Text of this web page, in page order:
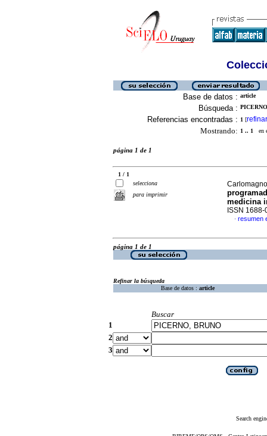
Base de datos : article
Búsqueda :
Referencias encontradas : 1 [refinar
Mostrando: 1 .. 1 en
página 1 de 1
1 / 1
selecciona
para imprimir
medicina
ISSN 1688-
· resumen
página 1 de 1
Refinar la búsqueda
Base de datos : article
Buscar
1
2
3
Search